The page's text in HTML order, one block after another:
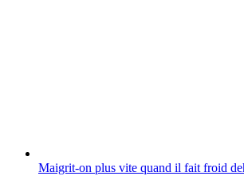
Maigrit-on plus vite quand il fait froid